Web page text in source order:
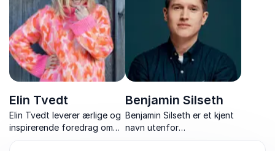
arbeidsglede, endring og
ekte motivasjon.
Elin Tvedt
Elin Tvedt leverer ærlige og
inspirerende foredrag om
Benjamin Silseth
Benjamin Silseth er et kjent
navn utenfor